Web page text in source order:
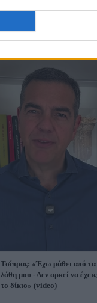
Τσίπρας: «Έχω μάθει από τα
λάθη μου - Δεν αρκεί να έχεις
το δίκιο» (video)